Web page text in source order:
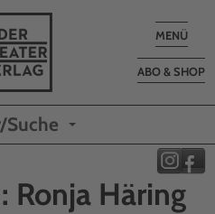
Toggle
MENÜ
ABO & SHOP
Suche
Ronja Häring